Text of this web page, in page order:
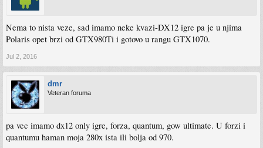
Nema to nista veze, sad imamo neke kvazi-DX12 igre pa je u njima
Polaris opet brzi od GTX980Ti i gotovo u rangu GTX1070.
Jul 2, 2016
dmr
Veteran foruma
pa vec imamo dx12 only igre, forza, quantum, gow ultimate. U forzi i
quantumu haman moja 280x ista ili bolja od 970.